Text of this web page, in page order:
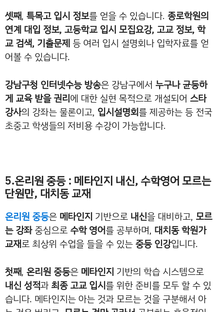
셋째, 특목고 입시 정보를 얻을 수 있습니다. 종로학원의
연계 대입 정보, 고등학교 입시 모집요강, 고교 정보, 학
교 검색, 기출문제 등 여러 입시 설명회나 입학자료를 얻
어볼 수 있습니다.
강남구청 인터넷수능 방송은 강남구에서 누구나 균등하
게 교육 받을 권리에 대한 실현 목적으로 개설되어 스타
강사의 강좌는 물론이고, 입시설명회를 제공하는 등 전국
초중고 학생들의 저비용 수강이 가능합니다.
5.온리원 중등 : 메타인지 내신, 수학영어 모르는
단원만, 대치동 교재
온리원 중등은 메타인지 기반으로 내신을 대비하고, 모르
는 강좌중심으로 수학 영어를 공부하며, 대치동 학원가
교재로 최상위 수업을 들을 수 있는 중등 인강입니다.
첫째, 온리원 중등은 메타인지 기반의 학습 시스템으로
내신 성적과최종 고교 입시를 위한 준비를 모두 할 수 있
습니다. 메타인지는 아는 것과 모르는 것을 구분해서 아